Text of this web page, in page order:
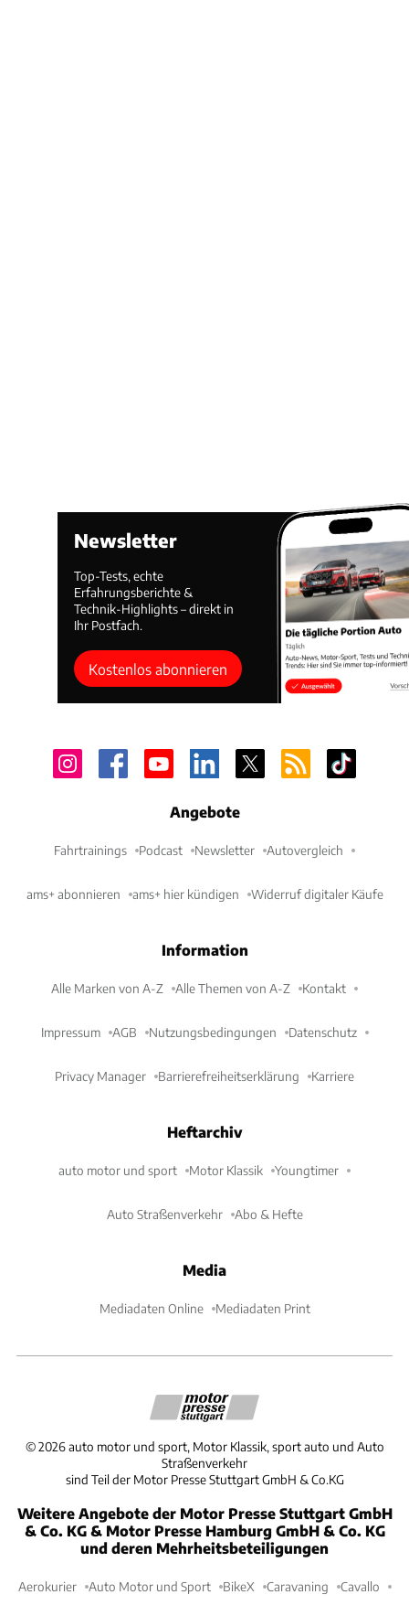
Newsletter
Top-Tests, echte
Erfahrungsberichte &
Technik-Highlights – direkt in
Ihr Postfach.
Kostenlos abonnieren
Angebote
Fahrtrainings Podcast Newsletter Autovergleich
ams+ abonnieren ams+ hier kündigen Widerruf digitaler Käufe
Information
Alle Marken von A-Z Alle Themen von A-Z Kontakt
Impressum AGB Nutzungsbedingungen Datenschutz
Privacy Manager Barrierefreiheitserklärung Karriere
Heftarchiv
auto motor und sport Motor Klassik Youngtimer
Auto Straßenverkehr Abo & Hefte
Media
Mediadaten Online Mediadaten Print
©2026 auto motor und sport, Motor Klassik, sport auto und Auto
Straßenverkehr
sind Teil der Motor Presse Stuttgart GmbH & Co.KG
Weitere Angebote der Motor Presse Stuttgart GmbH
& Co. KG & Motor Presse Hamburg GmbH & Co. KG
und deren Mehrheitsbeteiligungen
Aerokurier Auto Motor und Sport BikeX Caravaning Cavallo